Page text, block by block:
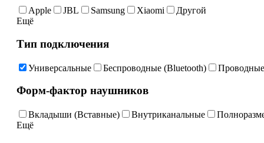
Apple JBL Samsung Xiaomi
Другой
Ещё
Тип подключения
Универсальные Беспроводные (Bluetooth) Проводные
Форм-фактор наушников
Вкладыши (Вставные) Внутриканальные
Ещё